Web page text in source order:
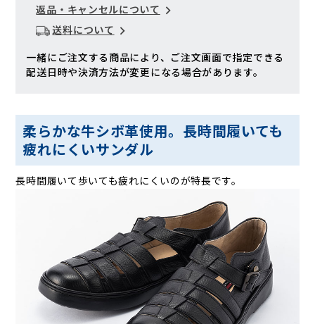
返品・キャンセルについて
送料について
一緒にご注文する商品により、ご注文画面で指定できる
配送日時や決済方法が変更になる場合があります。
柔らかな牛シボ革使用。長時間履いても
疲れにくいサンダル
長時間履いて歩いても疲れにくいのが特長です。